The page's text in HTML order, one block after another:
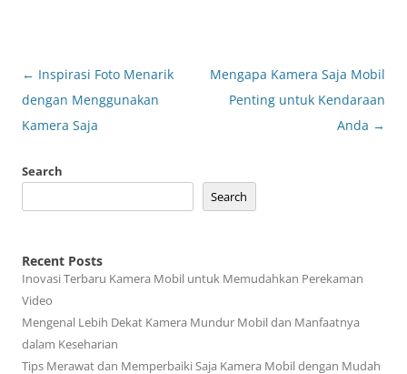
Post
navigation
← Inspirasi Foto Menarik
dengan Menggunakan
Kamera Saja
Mengapa Kamera Saja Mobil
Penting untuk Kendaraan
Anda →
Search
Search
Recent Posts
Inovasi Terbaru Kamera Mobil untuk Memudahkan Perekaman
Video
Mengenal Lebih Dekat Kamera Mundur Mobil dan Manfaatnya
dalam Keseharian
Tips Merawat dan Memperbaiki Saja Kamera Mobil dengan Mudah